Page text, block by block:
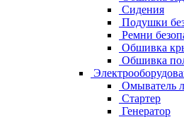
Сидения
Подушки
Ремни
Обшивка
Обшивка
Омыватель
Стартер
Генератор